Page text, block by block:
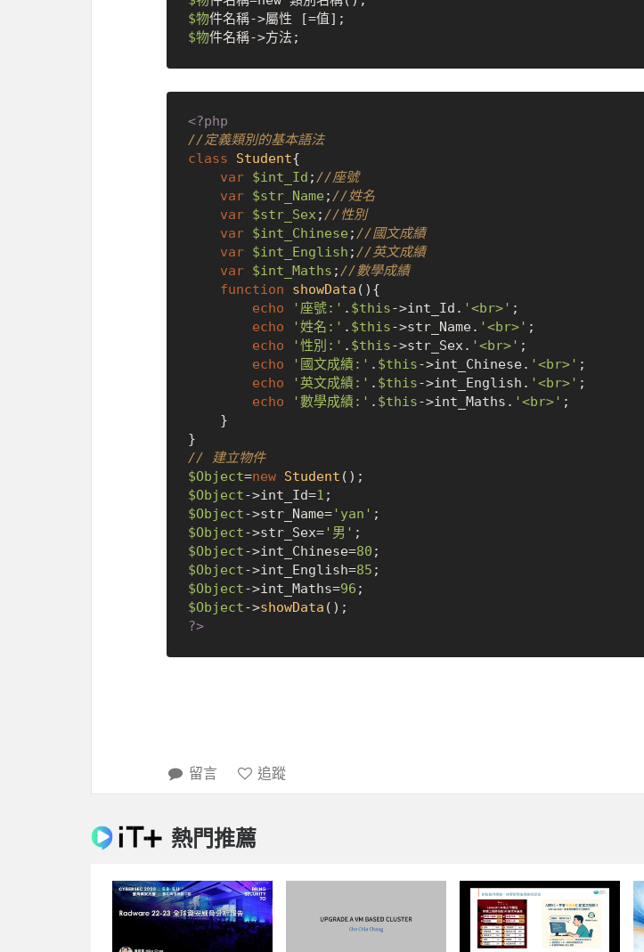
$物
$物
<?php
//定義類別的基本語法
class
Student{
var $int_Id ; //座號
var $str_Name ; //姓名
var $str_Sex ; //性別
var $int_Chinese ; //國文成績
var $int_English ; //英文成績
var $int_Maths ; //數學成績
function
showData ( ) {
echo
'座號:' . $this->int_Id. '<br>' ;
echo
'姓名:' . $this->str_Name. '<br>' ;
echo
'性別:' . $this->str_Sex. '<br>' ;
echo
'國文成績:' . $this->int_Chinese. '<br>' ;
echo
'英文成績:' . $this->int_English. '<br>' ;
echo
'數學成績:' . $this->int_Maths. '<br>' ;
// 建立物件
$Object=new Student
$Object->int_Id=1
$Object->str_Name='yan'
$Object->str_Sex='男'
$Object->int_Chinese=80
$Object->int_English=85
$Object->int_Maths=96
$Object->showData
?>
留言 追蹤
熱門推薦